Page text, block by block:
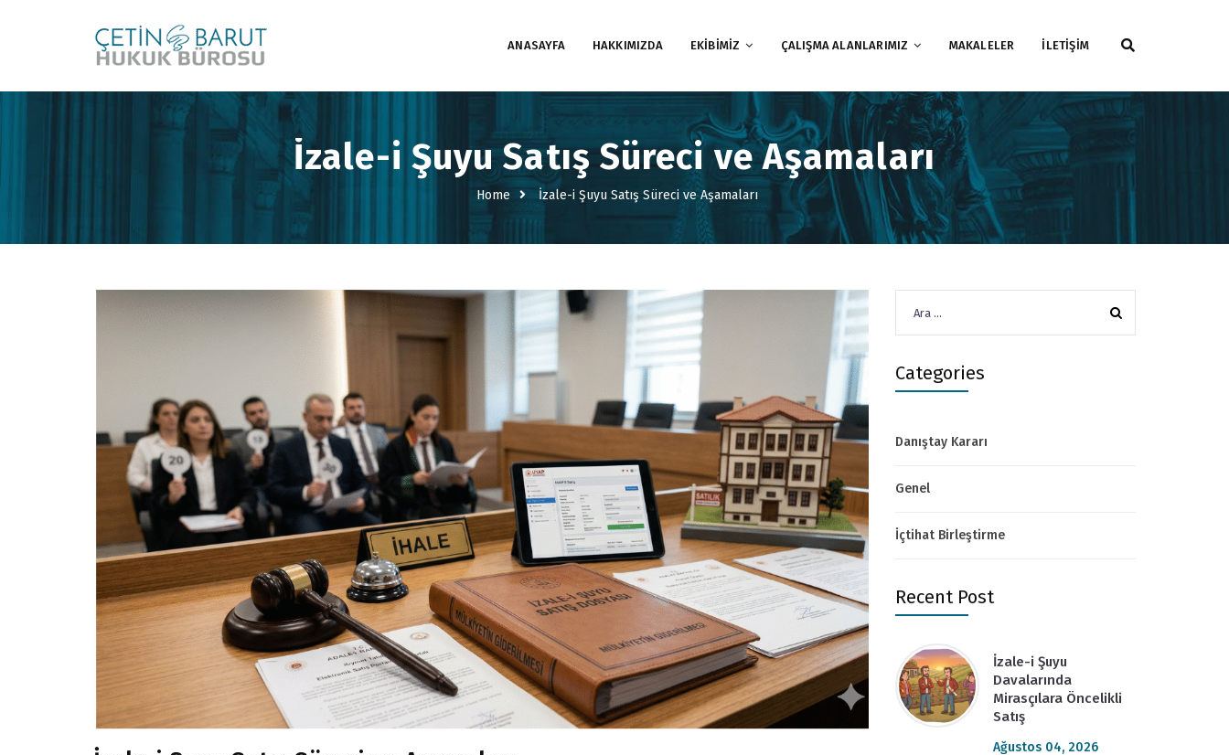
ANASAYFA HAKKIMIZDA EKİBİMİZ ÇALIŞMA ALANLARIMIZ MAKALELER İLETİŞİM
İzale-i Şuyu Satış Süreci ve Aşamaları
Home İzale-i Şuyu Satış Süreci ve Aşamaları
Categories
Danıştay Kararı
Genel
İçtihat Birleştirme
Recent Post
İzale-i Şuyu
Davalarında
Mirasçılara Öncelikli
Satış
Ağustos 04, 2026